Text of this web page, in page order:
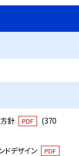
針 PDF
(370
デザイン
PDF